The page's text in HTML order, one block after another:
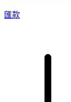
匯款